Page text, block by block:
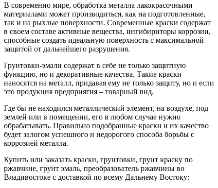
В современно мире, обработка металла лакокрасочными
материалами может производиться, как на подготовленные,
так и на рыхлые поверхности. Современные краски содержат
в своем составе активные вещества, ингибириторы коррозии,
способные создать идеальную поверхность с максимальной
защитой от дальнейшего разрушения.
Грунтовки-эмали содержат в себе не только защитную
функцию, но и декоративные качества. Такие краски
наносятся на металл, придавая ему не только защиту, но и если
это продукция предприятия – товарный вид.
Где бы не находился металлический элемент, на воздухе, под
землей или в помещении, его в любом случае нужно
обрабатывать. Правильно подобранные краски и их качество
будет залогом успешного и недорогого способа борьбы с
коррозией металла.
Купить или заказать краски, грунтовки, грунт краску по
ржавчине, грунт эмаль, преобразователь ржавчины во
Владивостоке с доставкой по всему Дальнему Востоку: